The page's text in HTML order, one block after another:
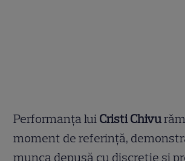
Performanța lui Cristi Chivu
moment de referință,
munca depusă cu discreție și